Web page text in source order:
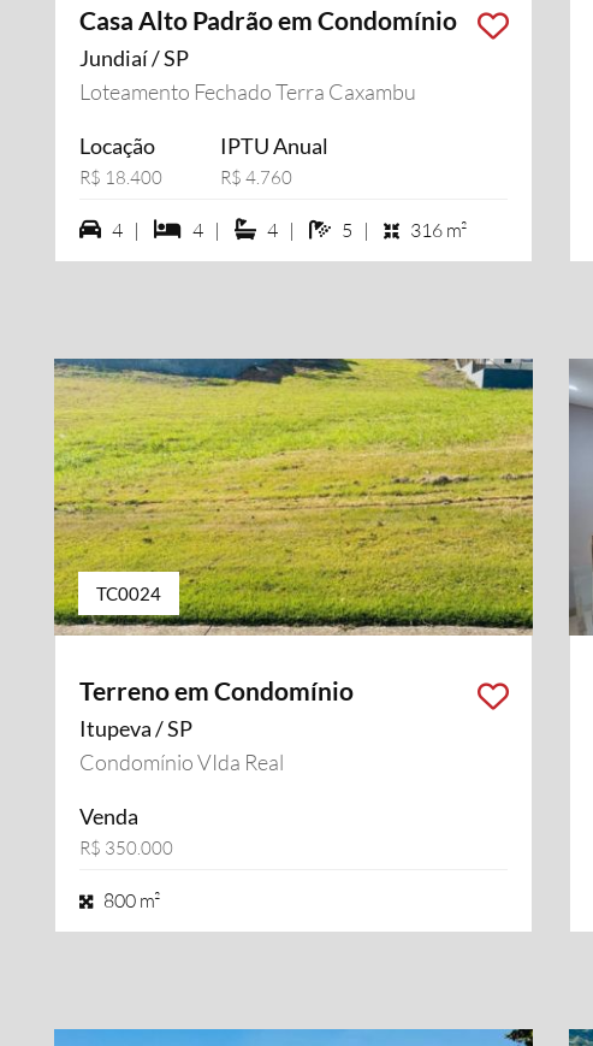
Casa Alto Padrão em Condomínio
Jundiaí / SP
Loteamento Fechado Terra Caxambu
Locação
R$ 18.400
IPTU Anual
R$ 4.760
4 vagas na garagem
4 | 4 dormiórios
4 | 4 suítes
4 | 5 banheiros
5 | 316 m²
TC0024
Terreno em Condomínio
Itupeva / SP
Condomínio VIda Real
Venda
R$ 350.000
800 m²